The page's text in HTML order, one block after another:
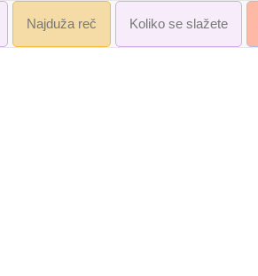
Najduža reč Koliko se slažete